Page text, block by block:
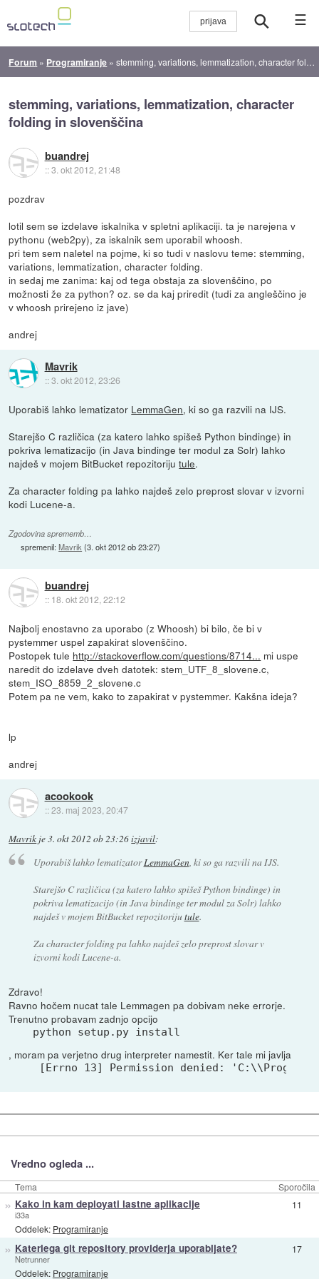
☰
Forum » Programiranje »stemming, variations, lemmatization, character folding in slovenščina
stemming, variations, lemmatization, character
folding in slovenščina
buandrej
::3. okt 2012, 21:48
pozdrav
lotil sem se izdelave iskalnika v spletni aplikaciji. ta je narejena v
pythonu (web2py), za iskalnik sem uporabil whoosh.
pri tem sem naletel na pojme, ki so tudi v naslovu teme: stemming,
variations, lemmatization, character folding.
in sedaj me zanima: kaj od tega obstaja za slovenščino, po
možnosti že za python? oz. se da kaj priredit (tudi za angleščino je
v whoosh prirejeno iz jave)
andrej
Mavrik
::3. okt 2012, 23:26
Uporabiš lahko lematizator LemmaGen, ki so ga razvili na IJS.
Starejšo C različica (za katero lahko spišeš Python bindinge) in
pokriva lematizacijo (in Java bindinge ter modul za Solr) lahko
najdeš v mojem BitBucket repozitorijutule.
Za character folding pa lahko najdeš zelo preprost slovar v izvorni
kodi Lucene-a.
Zgodovina sprememb…
spremenil:Mavrik (3. okt 2012 ob 23:27)
buandrej
:: 18. okt 2012, 22:12
Najbolj enostavno za uporabo (z Whoosh) bi bilo, če bi v
pystemmer uspel zapakirat slovenščino.
Postopek tule http://stackoverflow.com/questions/8714... mi uspe
naredit do izdelave dveh datotek: stem_UTF_8_slovene.c,
stem_ISO_8859_2_slovene.c
Potem pa ne vem, kako to zapakirat v pystemmer. Kakšna ideja?
lp
andrej
acookook
::23. maj 2023, 20:47
Mavrik je3. okt 2012 ob 23:26izjavil:
Uporabiš lahko lematizatorLemmaGen, ki so ga razvili na IJS.
Starejšo C različica (za katero lahko spišeš Python bindinge) in
pokriva lematizacijo (in Java bindinge ter modul za Solr) lahko
najdeš v mojem BitBucket repozitorijutule.
Za character folding pa lahko najdeš zelo preprost slovar v
izvorni kodi Lucene-a.
Zdravo!
Ravno hočem nucat tale Lemmagen pa dobivam neke errorje.
Trenutno probavam zadnjo opcijo
python setup.py install
, moram pa verjetno drug interpreter namestit. Ker tale mi javlja
[Errno 13] Permission denied: 'C:\\Program
Vredno ogleda ...
Tema Sporočila
» Kako in kam deployati lastne aplikacije
i33a
Oddelek: Programiranje
11
» Kateriega git repository providerja uporabljate?
Netrunner
Oddelek: Programiranje
17